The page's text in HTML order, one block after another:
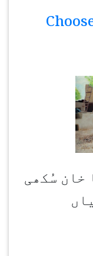
خان سُکھی